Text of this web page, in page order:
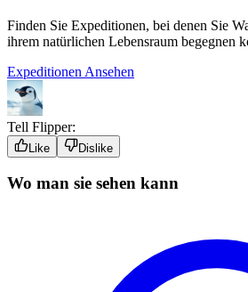
Finden Sie Expeditionen, bei denen Sie
ihrem natürlichen Lebensraum begegnen
Expeditionen Ansehen
Tell Flipper:
Like Dislike
Wo man sie sehen kann